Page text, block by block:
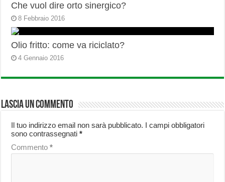
Che vuol dire orto sinergico?
8 Febbraio 2016
Olio fritto: come va riciclato?
4 Gennaio 2016
Lascia un commento
Il tuo indirizzo email non sarà pubblicato. I campi obbligatori
sono contrassegnati*
Commento*